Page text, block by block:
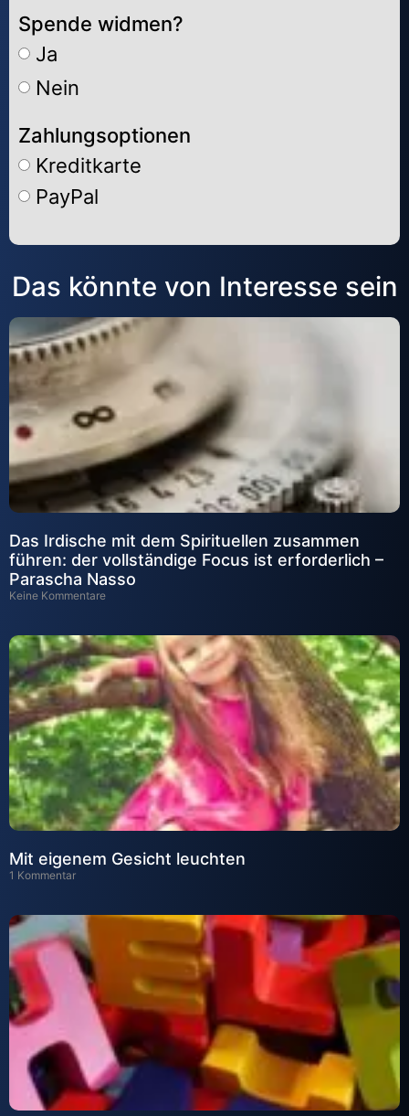
Spende widmen?
Ja
Nein
Zahlungsoptionen
Kreditkarte
PayPal
Alternative:
Das könnte von Interesse sein
Das Irdische mit dem Spirituellen zusammen
führen: der vollständige Focus ist erforderlich –
Parascha Nasso
Keine Kommentare
Mit eigenem Gesicht leuchten
1 Kommentar